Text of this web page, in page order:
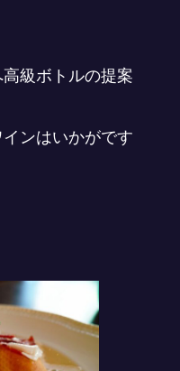
級ボトルの提案
インはいかがです